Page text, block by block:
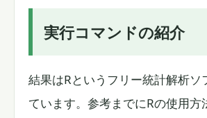
実行コマンドの紹介
結果はRというフリー統計解析ソ
ています。参考までにRの使用方